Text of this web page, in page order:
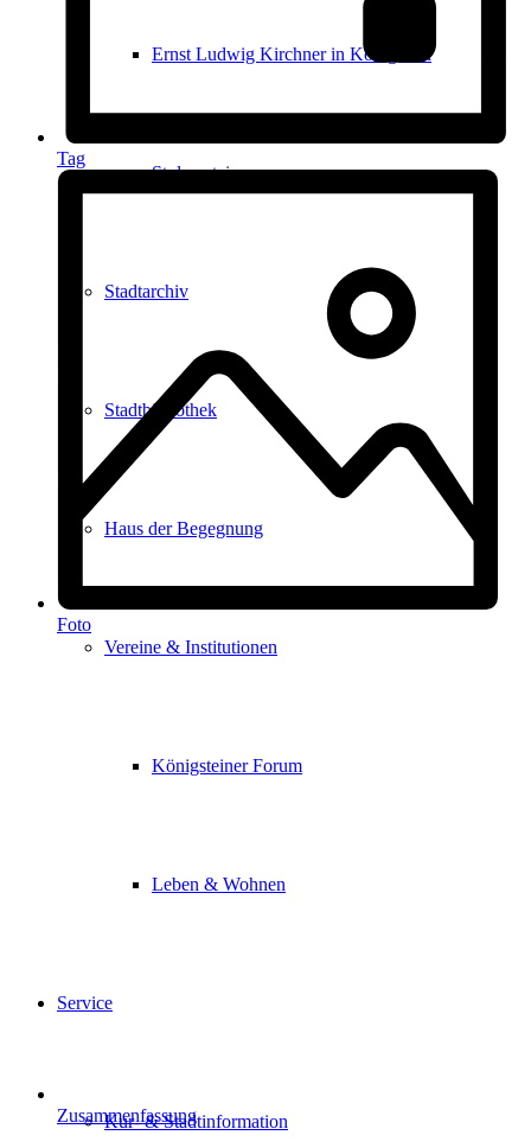
Ernst Ludwig Kirchner in Königstein
Stolpersteine
Stadtarchiv
Stadtbibliothek
Haus der Begegnung
Vereine & Institutionen
Königsteiner Forum
Leben & Wohnen
Service
Kur- & Stadtinformation
Tag
Foto
Zusammenfassung